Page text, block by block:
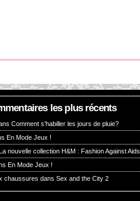
les plus récents
Comment s’habiller les jours de pluie?
En Mode Jeux !
nouvelle collection H&M : Fashion Against Aids
En Mode Jeux !
chaussures dans Sex and the City 2